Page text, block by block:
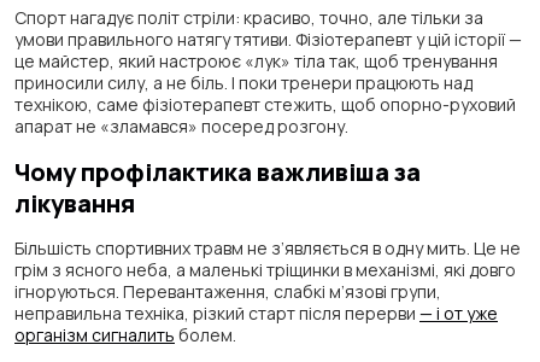
Спорт нагадує політ стріли: красиво, точно, але тільки за
умови правильного натягу тятиви. Фізіотерапевт у цій історії —
це майстер, який настроює «лук» тіла так, щоб тренування
приносили силу, а не біль. І поки тренери працюють над
технікою, саме фізіотерапевт стежить, щоб опорно-руховий
апарат не «зламався» посеред розгону.
Чому профілактика важливіша за
лікування
Більшість спортивних травм не з’являється в одну мить. Це не
грім з ясного неба, а маленькі тріщинки в механізмі, які довго
ігноруються. Перевантаження, слабкі м’язові групи,
неправильна техніка, різкий старт після перерви — і от уже
організм сигналить болем.